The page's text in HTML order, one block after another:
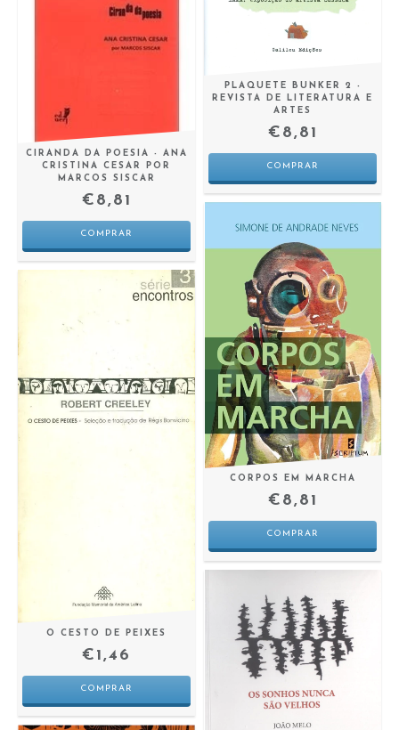
CIRANDA DA POESIA - ANA
CRISTINA CESAR POR
MARCOS SISCAR
€8,81
PLAQUETE BUNKER 2 -
REVISTA DE LITERATURA E
ARTES
€8,81
O CESTO DE PEIXES
€1,46
CORPOS EM MARCHA
€8,81